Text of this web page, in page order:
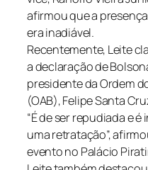
afirmou que a
era inadiável.
Recentemente, Leite
a declaração de
presidente da Ordem
(OAB), Felipe Santa
“É de ser repudiada e
uma retratação”,
evento no Palácio